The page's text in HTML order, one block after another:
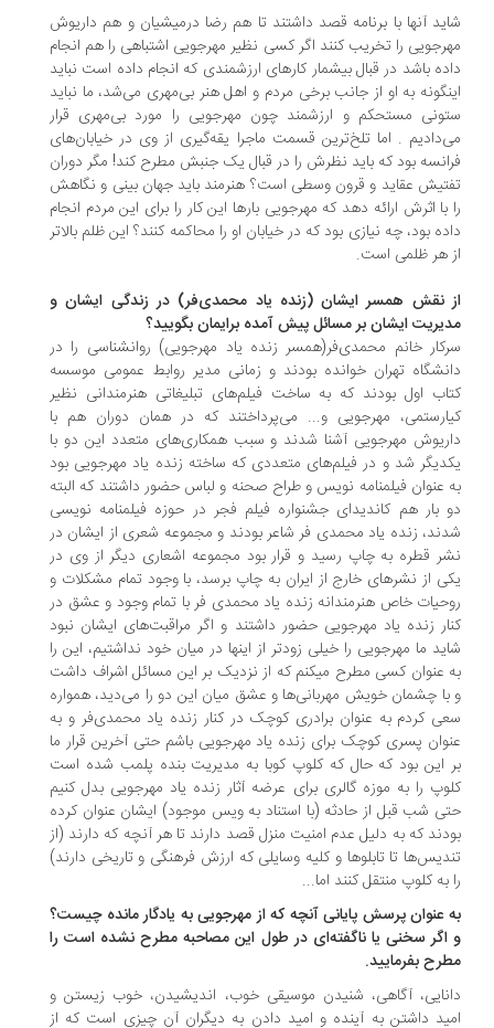
آنها با برنامه قصد داشتند تا هم رضا درمیشیان و هم داریوش
را تخریب کنند اگر کسی نظیر مهرجویی اشتباهی را هم انجام
باشد در قبال بیشمار کارهای ارزشمندی که انجام داده است نباید
به او از جانب برخی مردم و اهل هنر بی‌مهری می‌شد، ما نباید
مستحکم و ارزشمند چون مهرجویی را مورد بی‌مهری قرار
. اما تلخ‌ترین قسمت ماجرا یقه‌گیری از وی در خیابان‌های
بود که باید نظرش را در قبال یک جنبش مطرح کند! مگر دوران
عقاید و قرون وسطی است؟ هنرمند باید جهان بینی و نگاهش
با اثرش ارائه دهد که مهرجویی بارها این کار را برای این مردم انجام
بود، چه نیازی بود که در خیابان او را محاکمه کنند؟ این ظلم بالاتر
هر ظلمی است.
نقش همسر ایشان (زنده یاد محمدی‌فر) در زندگی ایشان و
ایشان بر مسائل پیش آمده برایمان بگویید؟
خانم محمدی‌فر(همسر زنده یاد مهرجویی) روانشناسی را در
تهران خوانده بودند و زمانی مدیر روابط عمومی موسسه
اول بودند که به ساخت فیلم‌های تبلیغاتی هنرمندانی نظیر
مهرجویی و... می‌پرداختند که در همان دوران هم با
مهرجویی آشنا شدند و سبب همکاری‌های متعدد این دو با
شد و در فیلم‌های متعددی که ساخته زنده یاد مهرجویی بود
عنوان فیلمنامه نویس و طراح صحنه و لباس حضور داشتند که البته
بار هم کاندیدای جشنواره فیلم فجر در حوزه فیلمنامه نویسی
زنده یاد محمدی فر شاعر بودند و مجموعه شعری از ایشان در
قطره به چاپ رسید و قرار بود مجموعه اشعاری دیگر از وی در
از نشرهای خارج از ایران به چاپ برسد، با وجود تمام مشکلات و
خاص هنرمندانه زنده یاد محمدی فر با تمام وجود و عشق در
زنده یاد مهرجویی حضور داشتند و اگر مراقبت‌های ایشان نبود
ما مهرجویی را خیلی زودتر از اینها در میان خود نداشتیم، این را
عنوان کسی مطرح میکنم که از نزدیک بر این مسائل اشراف داشت
چشمان خویش مهربانی‌ها و عشق میان این دو را می‌دید، همواره
کردم به عنوان برادری کوچک در کنار زنده یاد محمدی‌فر و به
پسری کوچک برای زنده یاد مهرجویی باشم حتی آخرین قرار ما
این بود که حال که کلوپ کوبا به مدیریت بنده پلمب شده است
را به موزه گالری برای عرضه آثار زنده یاد مهرجویی بدل کنیم
شب قبل از حادثه (با استناد به ویس موجود) ایشان عنوان کرده
که به دلیل عدم امنیت منزل قصد دارند تا هر آنچه که دارند (از
تا تابلوها و کلیه وسایلی که ارزش فرهنگی و تاریخی دارند)
به کلوپ منتقل کنند اما...
عنوان پرسش پایانی آنچه ‌که از مهرجویی به یادگار مانده چیست؟
سخنی یا ناگفته‌ای در طول این ‌مصاحبه مطرح نشده است را
بفرمایید.
آگاهی، شنیدن موسیقی خوب، اندیشیدن، خوب زیستن و
داشتن به آینده و امید دادن به دیگران آن چیزی است که از